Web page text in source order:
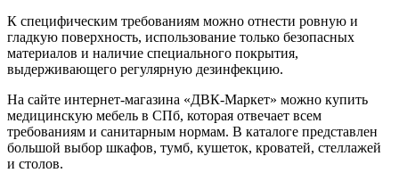
К специфическим требованиям можно отнести ровную и
гладкую поверхность, использование только безопасных
материалов и наличие специального покрытия,
выдерживающего регулярную дезинфекцию.
На сайте интернет-магазина «ДВК-Маркет» можно купить
медицинскую мебель в СПб, которая отвечает всем
требованиям и санитарным нормам. В каталоге представлен
большой выбор шкафов, тумб, кушеток, кроватей, стеллажей
и столов.